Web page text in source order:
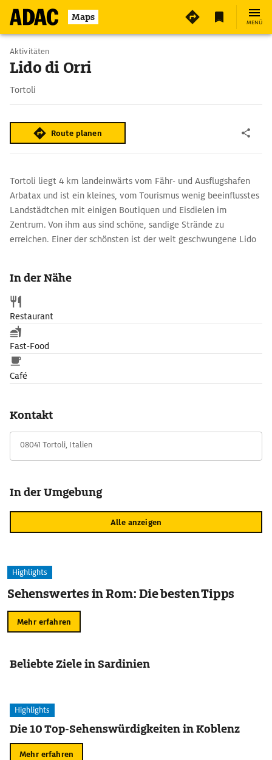
Maps MENÜ
Aktivitäten
Lido di Orri
Tortoli
Route planen
Tortoli liegt 4 km landeinwärts vom Fähr- und Ausflugshafen
Arbatax und ist ein kleines, vom Tourismus wenig beeinflusstes
Landstädtchen mit einigen Boutiquen und Eisdielen im
Zentrum. Von ihm aus sind schöne, sandige Strände zu
erreichen. Einer der schönsten ist der weit geschwungene Lido
lockern Felsgruppen die kilometerlange Sandfäche auf.
In der Nähe
Restaurant
Fast-Food
Café
Kontakt
08041 Tortoli, Italien
In der Umgebung
Alle anzeigen
Highlights
Sehenswertes in Rom: Die besten Tipps
Mehr erfahren
Beliebte Ziele in Sardinien
Highlights
Die 10 Top-Sehenswürdigkeiten in Koblenz
Mehr erfahren